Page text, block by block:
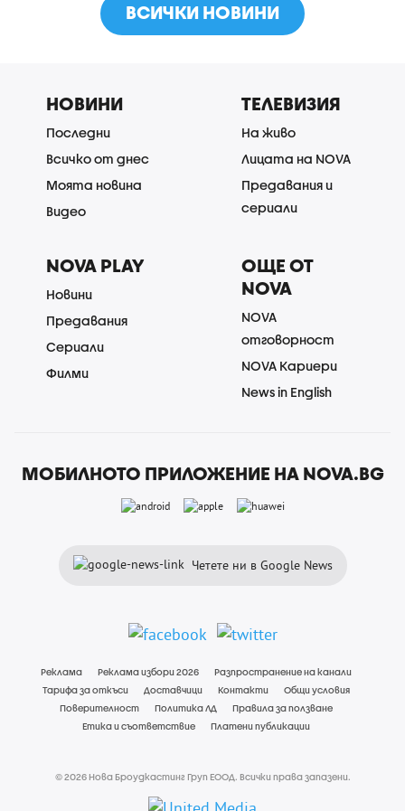
ВСИЧКИ НОВИНИ
НОВИНИ
Последни
Всичко от днес
Моята новина
Видео
ТЕЛЕВИЗИЯ
На живо
Лицата на NOVA
Предавания и
сериали
NOVA PLAY
Новини
Предавания
Сериали
Филми
ОЩЕ ОТ
NOVA
NOVA
отговорност
NOVA Кариери
News in English
МОБИЛНОТО ПРИЛОЖЕНИЕ НА NOVA.BG
Четете ни в Google News
Реклама Реклама избори 2026
Разпространение на канали
Тарифа за откъси
Доставчици Контакти
Общи условия
Поверителност
Политика ЛД
Правила за ползване
Етика и съответствие
Платени публикации
© 2026 Нова Броудкастинг Груп ЕООД. Всички права запазени.